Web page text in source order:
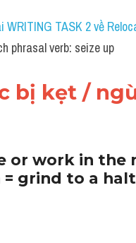
WRITING TASK 2 về
phrasal verb: seize up
bị kẹt /
or work in the
grind to a halt